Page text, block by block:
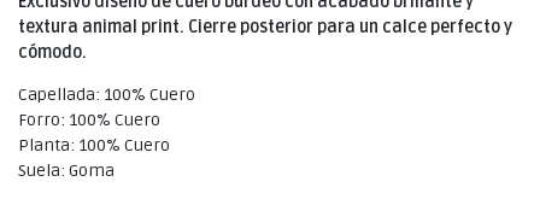
textura animal print. Cierre posterior para un calce perfecto y
cómodo.
Capellada: 100% Cuero
Forro: 100% Cuero
Planta: 100% Cuero
Suela: Goma